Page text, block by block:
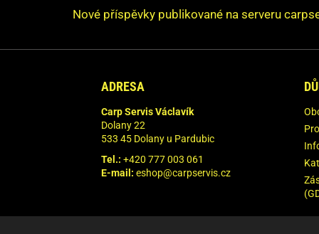
Nové příspěvky publikované na serveru
ADRESA
Carp Servis Václavík
Dolany 22
533 45 Dolany u Pardubic
Tel.: +420 777 003 061
E-mail: eshop@carpservis.cz